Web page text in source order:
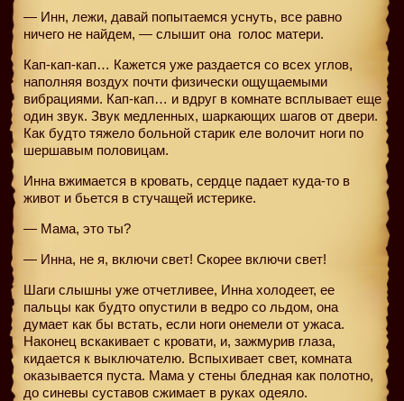
— Инн, лежи, давай попытаемся уснуть, все равно
ничего не найдем, — слышит она голос матери.
Кап-кап-кап… Кажется уже раздается со всех углов,
наполняя воздух почти физически ощущаемыми
вибрациями. Кап-кап… и вдруг в комнате всплывает еще
один звук. Звук медленных, шаркающих шагов от двери.
Как будто тяжело больной старик еле волочит ноги по
шершавым половицам.
Инна вжимается в кровать, сердце падает куда-то в
живот и бьется в стучащей истерике.
— Мама, это ты?
— Инна, не я, включи свет! Скорее включи свет!
Шаги слышны уже отчетливее, Инна холодеет, ее
пальцы как будто опустили в ведро со льдом, она
думает как бы встать, если ноги онемели от ужаса.
Наконец вскакивает с кровати, и, зажмурив глаза,
кидается к выключателю. Вспыхивает свет, комната
оказывается пуста. Мама у стены бледная как полотно,
до синевы суставов сжимает в руках одеяло.